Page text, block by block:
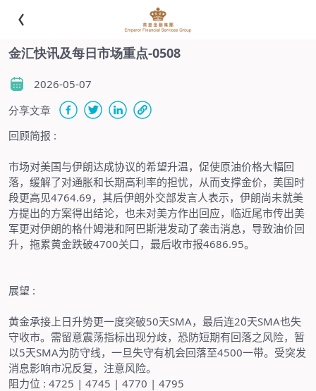
金汇快讯及每日市场重点-0508
2026-05-07
分享文章
回顾简报 :
市场对美国与伊朗达成协议的希望升温，促使原油价格大幅回
落，缓解了对通胀和长期高利率的担忧，从而支撑金价，美国时
段更高见4764.69，其后伊朗外交部发言人表示，伊朗尚未就美
方提出的方案得出结论，也未对美方作出回应，临近尾市传出美
军更对伊朗的格什姆港和阿巴斯港发动了袭击消息，导致油价回
升，拖累黄金跌破4700关口，最后收市报4686.95。
展望 :
黄金承接上日升势更一度突破50天SMA，最后连20天SMA也失
守收市。需留意震荡指标出现分歧，恐防短期有回落之风险，暂
以5天SMA为防守线，一旦失守有机会回落至4500一带。受突发
消息影响市况反复，注意风险。
阻力位 : 4725 | 4745 | 4770 | 4795